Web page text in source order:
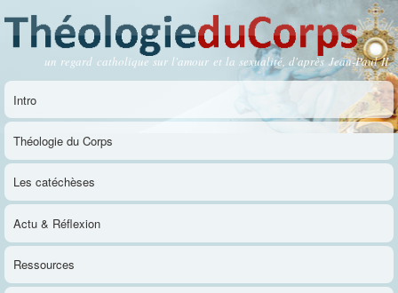
contenu
principal
Théologie du Corps
un regard catholique sur l'amour et la sexualité, d'après Jean-Paul II
Menu principal
Intro
Théologie du Corps
Les catéchèses
Actu & Réflexion
Ressources